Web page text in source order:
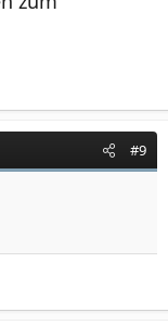
#9